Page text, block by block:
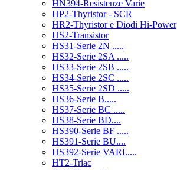
HN394-Resistenze Varie
HP2-Thyristor - SCR
HR2-Thyristor e Diodi Hi-Power
HS2-Transistor
HS31-Serie 2N .....
HS32-Serie 2SA .....
HS33-Serie 2SB .....
HS34-Serie 2SC .....
HS35-Serie 2SD .....
HS36-Serie B.....
HS37-Serie BC .....
HS38-Serie BD....
HS390-Serie BF .....
HS391-Serie BU....
HS392-Serie VARI.....
HT2-Triac